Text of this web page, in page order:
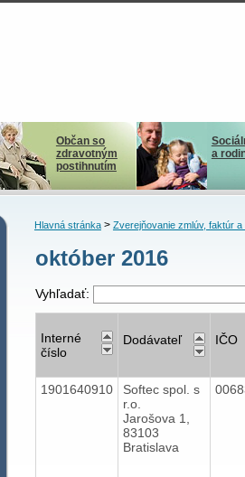
Občan so
zdravotným
postihnutím
a
Hlavná stránka> Zverejňovanie zmlúv, faktúr a
október 2016
Vyhľadať:
Interné
číslo
Dodávateľ IČO
1901640910
Softec spol. s
r.o.
Jarošova 1,
83103
Bratislava